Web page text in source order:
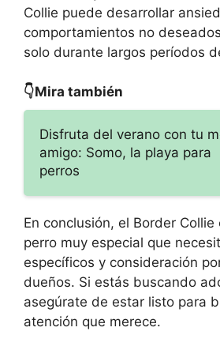
Collie puede desarrollar
comportamientos no
solo durante largos períodos
👇Mira también
Disfruta del verano con tu
amigo: Somo, la playa para
perros
En conclusión, el Border
perro muy especial que
específicos y consideración
dueños. Si estás buscando
asegúrate de estar listo para
atención que merece.